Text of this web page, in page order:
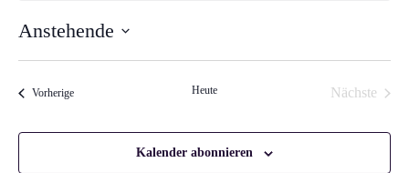
Anstehende
VorherigeVeranstaltungen Heute
Nächste
Kalender abonnieren